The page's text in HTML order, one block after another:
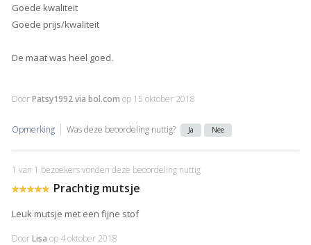
Goede kwaliteit
Goede prijs/kwaliteit
De maat was heel goed.
DoorPatsy1992 via bol.com op 15 oktober 2018
Opmerking Was deze beoordeling nuttig? Ja Nee
1 van 1 bezoekers vonden deze beoordeling nuttig
Prachtig mutsje
Leuk mutsje met een fijne stof
DoorLisa op 4 oktober 2018